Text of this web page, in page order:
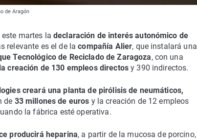
de Aragón
martes la declaración de interés autonómico de
relevante es el de lacompañía Alier, que instalará una
Tecnológico de Reciclado de Zaragoza, con una
creación de 130 empleos directosy 390 indirectos.
creará una planta de pirólisis de neumáticos,
de 33 millones de euros y la creación de 12 empleos
la fábrica esté operativa.
producirá heparina, a partir de la mucosa de porcino,